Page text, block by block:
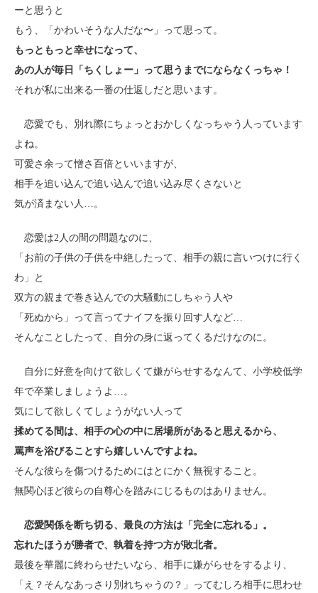
ーと思うと
もう、「かわいそうな人だな〜」って思って。
もっともっと幸せになって、
あの人が毎日「ちくしょー」って思うまでにならなくっちゃ！
それが私に出来る一番の仕返しだと思います。
恋愛でも、別れ際にちょっとおかしくなっちゃう人っています
よね。
可愛さ余って憎さ百倍といいますが、
相手を追い込んで追い込んで追い込み尽くさないと
気が済まない人…。
恋愛は2人の間の問題なのに、
「お前の子供の子供を中絶したって、相手の親に言いつけに行く
わ」と
双方の親まで巻き込んでの大騒動にしちゃう人や
「死ぬから」って言ってナイフを振り回す人など…
そんなことしたって、自分の身に返ってくるだけなのに。
自分に好意を向けて欲しくて嫌がらせするなんて、小学校低学
年で卒業しましょうよ…。
気にして欲しくてしょうがない人って
揉めてる間は、相手の心の中に居場所があると思えるから、
罵声を浴びることすら嬉しいんですよね。
そんな彼らを傷つけるためにはとにかく無視すること。
無関心ほど彼らの自尊心を踏みにじるものはありません。
恋愛関係を断ち切る、最良の方法は「完全に忘れる」。
忘れたほうが勝者で、執着を持つ方が敗北者。
最後を華麗に終わらせたいなら、相手に嫌がらせをするより、
「え？そんなあっさり別れちゃうの？」ってむしろ相手に思わせ